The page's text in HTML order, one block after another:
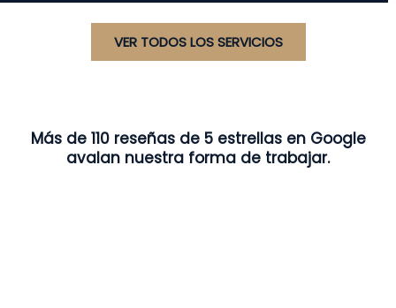
VER TODOS LOS SERVICIOS
Más de 110 reseñas de 5 estrellas en Google
avalan nuestra forma de trabajar.